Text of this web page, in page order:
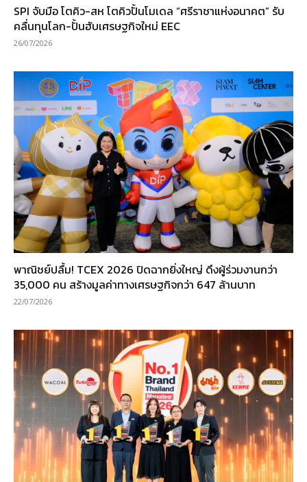
SPI จับมือ โตคิว-สห โตคิวปั้นโมเดล “ศรีราชาแห่งอนาคต” รับ
คลื่นทุนโลก-ปั้นฮับเศรษฐกิจใหม่ EEC
26/07/2026
พาณิชย์ปลื้ม! TCEX 2026 ปิดฉากยิ่งใหญ่ ดึงผู้ร่วมงานกว่า
35,000 คน สร้างมูลค่าทางเศรษฐกิจกว่า 647 ล้านบาท
22/07/2026